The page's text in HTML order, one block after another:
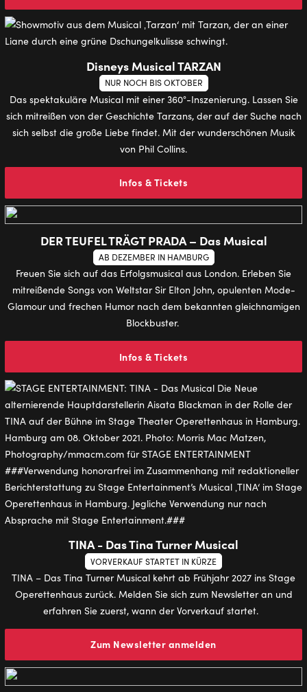
Disneys Musical TARZAN
NUR NOCH BIS OKTOBER
Das spektakuläre Musical mit einer 360°-Inszenierung. Lassen Sie
sich mitreißen von der Geschichte Tarzans, der auf der Suche nach
sich selbst die große Liebe findet. Mit der wunderschönen Musik
von Phil Collins.
Infos & Tickets
DER TEUFEL TRÄGT PRADA – Das Musical
AB DEZEMBER IN HAMBURG
Freuen Sie sich auf das Erfolgsmusical aus London. Erleben Sie
mitreißende Songs von Weltstar Sir Elton John, opulenten Mode-
Glamour und frechen Humor nach dem bekannten gleichnamigen
Blockbuster.
Infos & Tickets
TINA - Das Tina Turner Musical
VORVERKAUF STARTET IN KÜRZE
TINA – Das Tina Turner Musical kehrt ab Frühjahr 2027 ins Stage
Operettenhaus zurück. Melden Sie sich zum Newsletter an und
erfahren Sie zuerst, wann der Vorverkauf startet.
Zum Newsletter anmelden